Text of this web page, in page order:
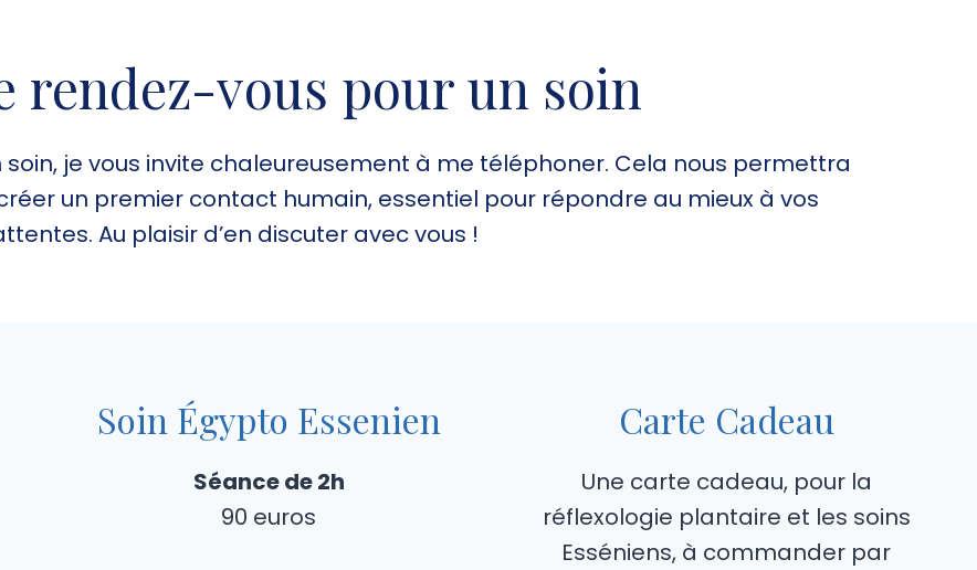
rendez-vous pour un soin
je vous invite chaleureusement à me téléphoner. Cela nous permettra
un premier contact humain, essentiel pour répondre au mieux à vos
Au plaisir d’en discuter avec vous !
Soin Égypto Essenien
Séance de 2h
90 euros
Carte Cadeau
Une carte cadeau, pour la
réflexologie plantaire et les soins
Esséniens, à commander par